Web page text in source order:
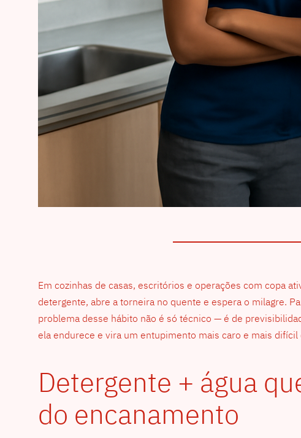
Em cozinhas de casas, escritórios e operações com copa
detergente, abre a torneira no quente e espera o milagre.
problema desse hábito não é só técnico — é de
ela endurece e vira um entupimento mais caro e mais difícil
Detergente + água
do encanamento